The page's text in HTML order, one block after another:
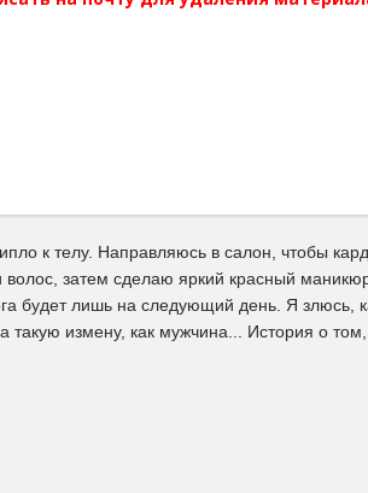
к телу. Направляюсь в салон, чтобы
волос, затем сделаю яркий красный
будет лишь на следующий день. Я злюсь,
такую измену, как мужчина... История о том,